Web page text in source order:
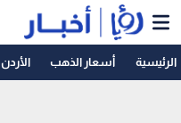
الرئيسية أسعار الذهب الأردن